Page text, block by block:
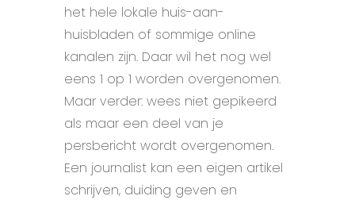
het hele lokale huis-aan-
huisbladen of sommige online
kanalen zijn. Daar wil het nog wel
eens 1 op 1 worden overgenomen.
Maar verder: wees niet gepikeerd
als maar een deel van je
persbericht wordt overgenomen.
Een journalist kan een eigen artikel
schrijven, duiding geven en